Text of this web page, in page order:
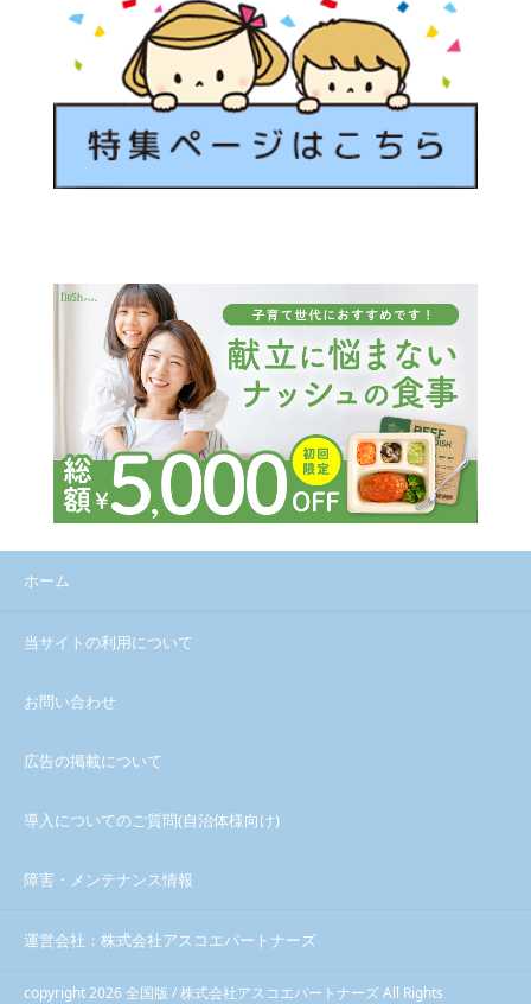
ホーム
当サイトの利用について
お問い合わせ
広告の掲載について
導入についてのご質問(自治体様向け)
障害・メンテナンス情報
運営会社：株式会社アスコエパートナーズ
copyright 2026 全国版 / 株式会社アスコエパートナーズ All Rights